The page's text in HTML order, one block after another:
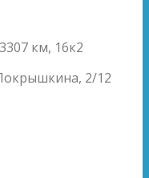
км, 16к2
2/12